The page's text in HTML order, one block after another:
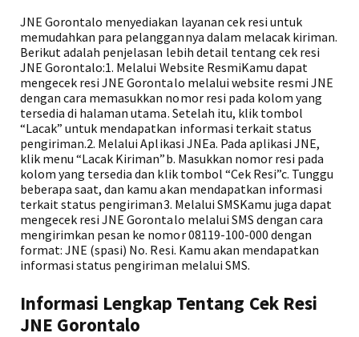
JNE Gorontalo menyediakan layanan cek resi untuk
memudahkan para pelanggannya dalam melacak kiriman.
Berikut adalah penjelasan lebih detail tentang cek resi
JNE Gorontalo:1. Melalui Website ResmiKamu dapat
mengecek resi JNE Gorontalo melalui website resmi JNE
dengan cara memasukkan nomor resi pada kolom yang
tersedia di halaman utama. Setelah itu, klik tombol
“Lacak” untuk mendapatkan informasi terkait status
pengiriman.2. Melalui Aplikasi JNEa. Pada aplikasi JNE,
klik menu “Lacak Kiriman”b. Masukkan nomor resi pada
kolom yang tersedia dan klik tombol “Cek Resi”c. Tunggu
beberapa saat, dan kamu akan mendapatkan informasi
terkait status pengiriman3. Melalui SMSKamu juga dapat
mengecek resi JNE Gorontalo melalui SMS dengan cara
mengirimkan pesan ke nomor 08119-100-000 dengan
format: JNE (spasi) No. Resi. Kamu akan mendapatkan
informasi status pengiriman melalui SMS.
Informasi Lengkap Tentang Cek Resi
JNE Gorontalo